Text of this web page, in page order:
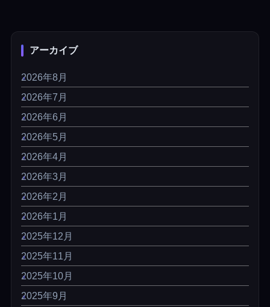
アーカイブ
2026年8月
2026年7月
2026年6月
2026年5月
2026年4月
2026年3月
2026年2月
2026年1月
2025年12月
2025年11月
2025年10月
2025年9月